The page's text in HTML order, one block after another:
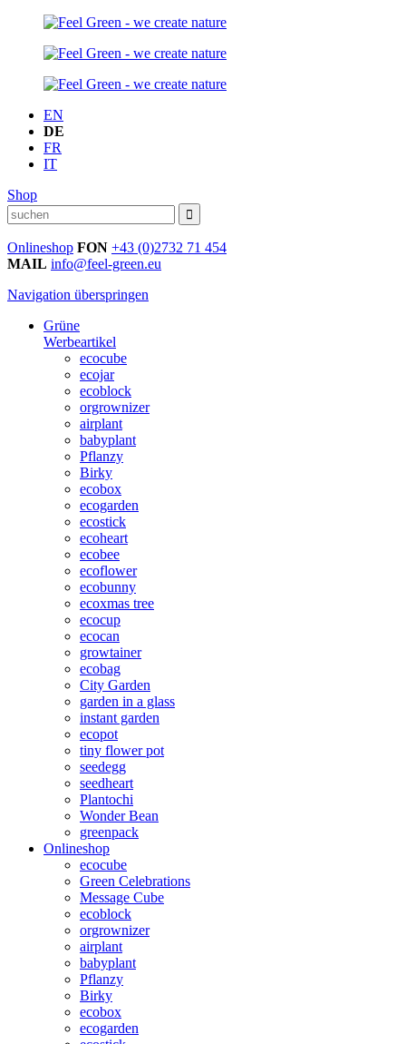
EN
DE
FR
IT
Shop
Onlineshop FON +43 (0)2732 71 454
MAIL info@feel-green.eu
Navigation überspringen
Grüne
Werbeartikel
ecocube
ecojar
ecoblock
orgrownizer
airplant
babyplant
Pflanzy
Birky
ecobox
ecogarden
ecostick
ecoheart
ecobee
ecoflower
ecobunny
ecoxmas tree
ecocup
ecocan
growtainer
ecobag
City Garden
garden in a glass
instant garden
ecopot
tiny flower pot
seedegg
seedheart
Plantochi
Wonder Bean
greenpack
Onlineshop
ecocube
Green Celebrations
Message Cube
ecoblock
orgrownizer
airplant
babyplant
Pflanzy
Birky
ecobox
ecogarden